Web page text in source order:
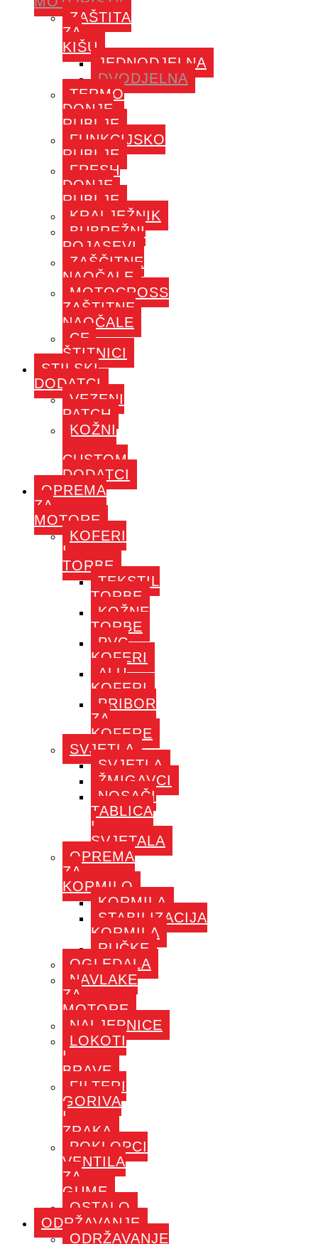
ZAŠTITA
ZA
KIŠU
JEDNODJELNA
DVODJELNA
TERMO
DONJE
RUBLJE
FUNKCIJSKO
RUBLJE
FRESH
DONJE
RUBLJE
KRALJEŽNIK
BUBREŽNI
POJASEVI
ZAŠČITNE
NAOČALE
MOTOCROSS
ZAŠTITNE
NAOČALE
CE-
ŠTITNICI
STILSKI
DODATCI
VEZENI
PATCH
KOŽNI
CUSTOM
DODATCI
OPREMA
ZA
MOTORE
KOFERI
I
TORBE
TEKSTIL
TORBE
KOŽNE
TORBE
PVC
KOFERI
ALU
KOFERI
PRIBOR
ZA
KOFERE
SVJETLA
SVJETLA
ŽMIGAVCI
NOSAČI
TABLICA
I
SVJETALA
OPREMA
ZA
KORMILO
KORMILA
STABILIZACIJA
KORMILA
RUČKE
OGLEDALA
NAVLAKE
ZA
MOTORE
NALJEPNICE
LOKOTI
I
BRAVE
FILTERI
GORIVA
I
ZRAKA
POKLOPCI
VENTILA
ZA
GUME
OSTALO
ODRŽAVANJE
ODRŽAVANJE